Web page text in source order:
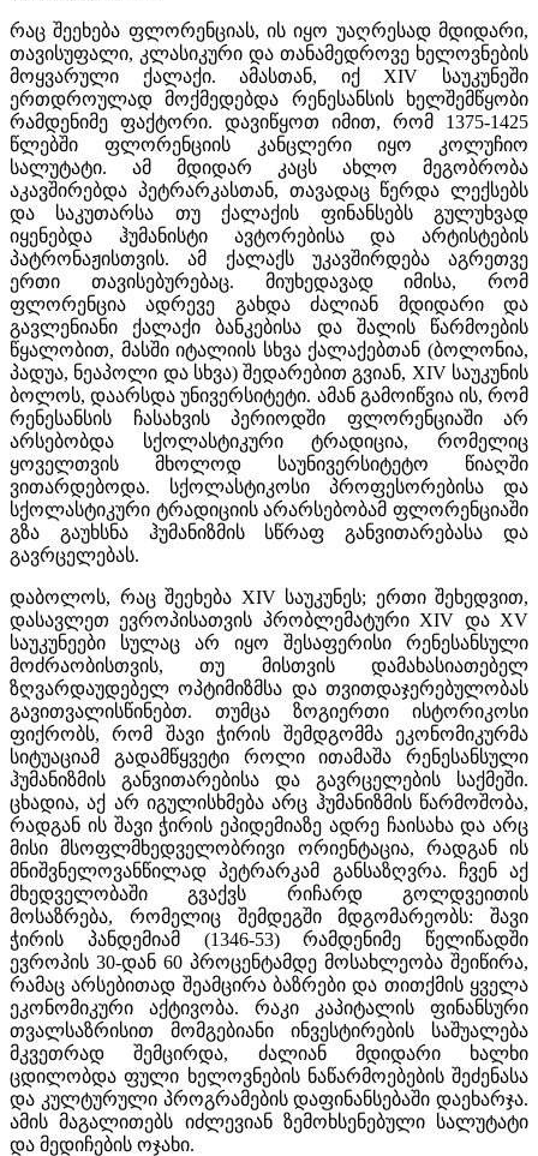
რაც შეეხება ფლორენციას, ის იყო უაღრესად მდიდარი,
თავისუფალი, კლასიკური და თანამედროვე ხელოვნების
მოყვარული ქალაქი. ამასთან, იქ XIV საუკუნეში
ერთდროულად მოქმედებდა რენესანსის ხელშემწყობი
რამდენიმე ფაქტორი. დავიწყოთ იმით, რომ 1375-1425
წლებში ფლორენციის კანცლერი იყო კოლუჩიო
სალუტატი. ამ მდიდარ კაცს ახლო მეგობრობა
აკავშირებდა პეტრარკასთან, თავადაც წერდა ლექსებს
და საკუთარსა თუ ქალაქის ფინანსებს გულუხვად
იყენებდა ჰუმანისტი ავტორებისა და არტისტების
პატრონაჟისთვის. ამ ქალაქს უკავშირდება აგრეთვე
ერთი თავისებურებაც. მიუხედავად იმისა, რომ
ფლორენცია ადრევე გახდა ძალიან მდიდარი და
გავლენიანი ქალაქი ბანკებისა და შალის წარმოების
წყალობით, მასში იტალიის სხვა ქალაქებთან (ბოლონია,
პადუა, ნეაპოლი და სხვა) შედარებით გვიან, XIV საუკუნის
ბოლოს, დაარსდა უნივერსიტეტი. ამან გამოიწვია ის, რომ
რენესანსის ჩასახვის პერიოდში ფლორენციაში არ
არსებობდა სქოლასტიკური ტრადიცია, რომელიც
ყოველთვის მხოლოდ საუნივერსიტეტო წიაღში
ვითარდებოდა. სქოლასტიკოსი პროფესორებისა და
სქოლასტიკური ტრადიციის არარსებობამ ფლორენციაში
გზა გაუხსნა ჰუმანიზმის სწრაფ განვითარებასა და
გავრცელებას.
დაბოლოს, რაც შეეხება XIV საუკუნეს; ერთი შეხედვით,
დასავლეთ ევროპისათვის პრობლემატური XIV და XV
საუკუნეები სულაც არ იყო შესაფერისი რენესანსული
მოძრაობისთვის, თუ მისთვის დამახასიათებელ
ზღვარდაუდებელ ოპტიმიზმსა და თვითდაჯერებულობას
გავითვალისწინებთ. თუმცა ზოგიერთი ისტორიკოსი
ფიქრობს, რომ შავი ჭირის შემდგომმა ეკონომიკურმა
სიტუაციამ გადამწყვეტი როლი ითამაშა რენესანსული
ჰუმანიზმის განვითარებისა და გავრცელების საქმეში.
ცხადია, აქ არ იგულისხმება არც ჰუმანიზმის წარმოშობა,
რადგან ის შავი ჭირის ეპიდემიაზე ადრე ჩაისახა და არც
მისი მსოფლმხედველობრივი ორიენტაცია, რადგან ის
მნიშვნელოვანწილად პეტრარკამ განსაზღვრა. ჩვენ აქ
მხედველობაში გვაქვს რიჩარდ გოლდვეითის
მოსაზრება, რომელიც შემდეგში მდგომარეობს: შავი
ჭირის პანდემიამ (1346-53) რამდენიმე წელიწადში
ევროპის 30-დან 60 პროცენტამდე მოსახლეობა შეიწირა,
რამაც არსებითად შეამცირა ბაზრები და თითქმის ყველა
ეკონომიკური აქტივობა. რაკი კაპიტალის ფინანსური
თვალსაზრისით მომგებიანი ინვესტირების საშუალება
მკვეთრად შემცირდა, ძალიან მდიდარი ხალხი
ცდილობდა ფული ხელოვნების ნაწარმოებების შეძენასა
და კულტურული პროგრამების დაფინანსებაში დაეხარჯა.
ამის მაგალითებს იძლევიან ზემოხსენებული სალუტატი
და მედიჩების ოჯახი.